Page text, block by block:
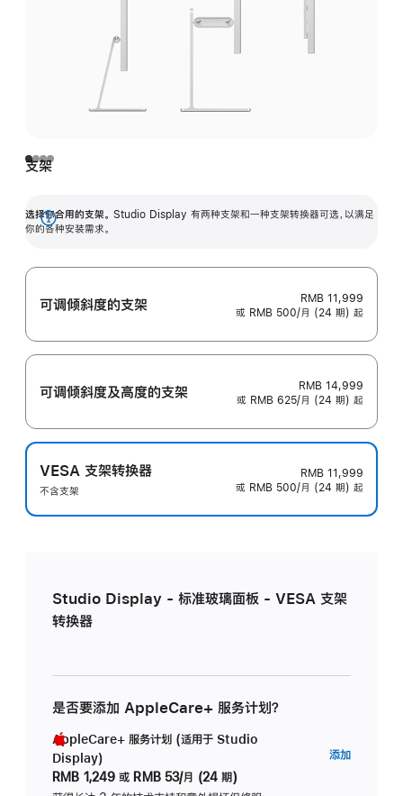
支架
选择你合用的支架。 Studio Display 有两种支架和一种支架转换器可选，以满足
你的各种安装需求。
展
可调倾斜度的支架
RMB 11,999
或 RMB 500/月 (24 期) 起
可调倾斜度及高‍度的支‍架
RMB 14,999
或 RMB 625/月 (24 期) 起
VESA 支架转换器
不含支架
RMB 11,999
或 RMB 500/月 (24 期) 起
Studio Display - 标准玻璃面板 - VESA 支架
转换器
是否要添加 AppleCare+ 服务计划？
AppleCare+ 服务计划 (适用于 Studio
Display)
RMB 1,249 或 RMB 53/月 (24 期)
添加